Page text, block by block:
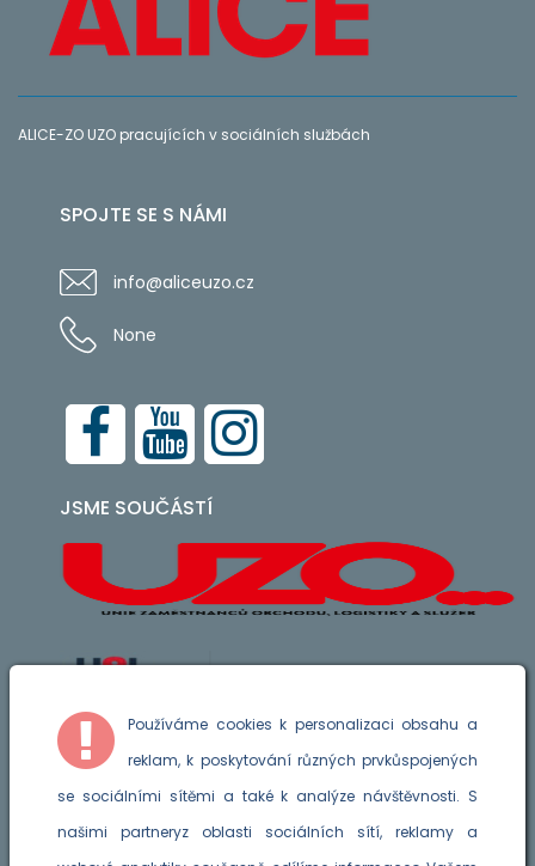
ALICE-ZO UZO pracujících v sociálních službách
SPOJTE SE S NÁMI
info@aliceuzo.cz
None
JSME SOUČÁSTÍ
Podporuje nás Aliance pro
genderovou rovnost v Evropě
Používáme cookies k personalizaci obsahu a
reklam, k poskytování různých prvkůspojených
se sociálními sítěmi a také k analýze návštěvnosti. S
našimi partneryz oblasti sociálních sítí, reklamy a